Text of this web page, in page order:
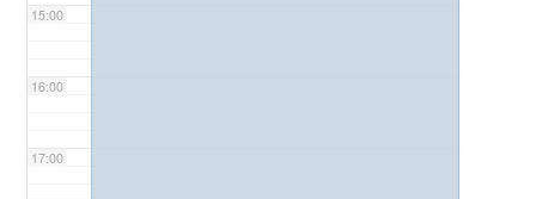
15:00
16:00
17:00